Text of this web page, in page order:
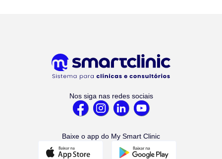
Nos siga nas redes sociais
Baixe o app do My Smart Clinic